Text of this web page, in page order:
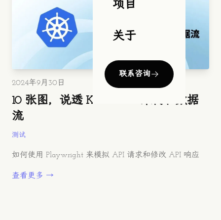
项目
关于
联系咨询
发布时间
2024年9月30日
10 张图，说透 Kubernetes 架构和数据
流
测试
如何使用 Playwright 来模拟 API 请求和修改 API 响应
查看更多 →